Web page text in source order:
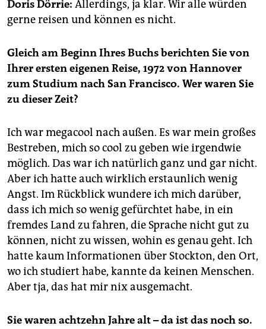
Doris Dörrie: Allerdings, ja klar. Wir alle würden
gerne reisen und können es nicht.
Gleich am Beginn Ihres Buchs berichten Sie von
Ihrer ersten eigenen Reise, 1972 von Hannover
zum Studium nach San Francisco. Wer waren Sie
zu dieser Zeit?
Ich war megacool nach außen. Es war mein großes
Bestreben, mich so cool zu geben wie irgendwie
möglich. Das war ich natürlich ganz und gar nicht.
Aber ich hatte auch wirklich erstaunlich wenig
Angst. Im Rückblick wundere ich mich darüber,
dass ich mich so wenig gefürchtet habe, in ein
fremdes Land zu fahren, die Sprache nicht gut zu
können, nicht zu wissen, wohin es genau geht. Ich
hatte kaum Informationen über Stockton, den Ort,
wo ich studiert habe, kannte da keinen Menschen.
Aber tja, das hat mir nix ausgemacht.
Sie waren achtzehn Jahre alt – da ist das noch so.